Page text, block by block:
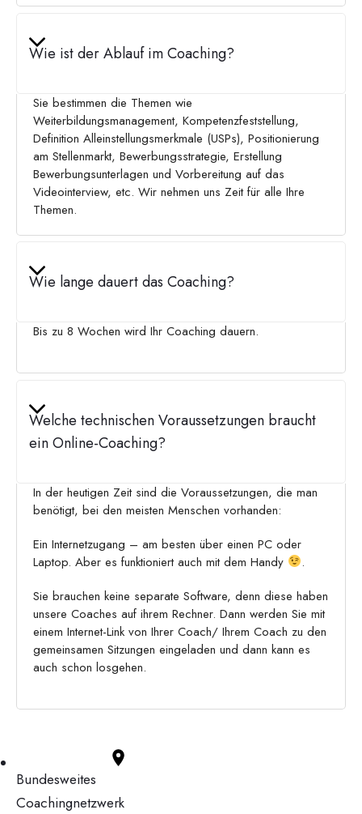
Wie ist der Ablauf im Coaching?
Sie bestimmen die Themen wie
Weiterbildungsmanagement, Kompetenzfeststellung,
Definition Alleinstellungsmerkmale (USPs), Positionierung
am Stellenmarkt, Bewerbungsstrategie, Erstellung
Bewerbungsunterlagen und Vorbereitung auf das
Videointerview, etc. Wir nehmen uns Zeit für alle Ihre
Themen.
Wie lange dauert das Coaching?
Bis zu 8 Wochen wird Ihr Coaching dauern.
Welche technischen Voraussetzungen braucht
ein Online-Coaching?
In der heutigen Zeit sind die Voraussetzungen, die man
benötigt, bei den meisten Menschen vorhanden:
Ein Internetzugang – am besten über einen PC oder
Laptop. Aber es funktioniert auch mit dem Handy
.
Sie brauchen keine separate Software, denn diese haben
unsere Coaches auf ihrem Rechner. Dann werden Sie mit
einem Internet-Link von Ihrer Coach/ Ihrem Coach zu den
gemeinsamen Sitzungen eingeladen und dann kann es
auch schon losgehen.
Bundesweites
Coachingnetzwerk